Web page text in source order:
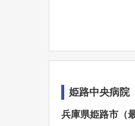
姫路中央病院
兵庫県姫路市（